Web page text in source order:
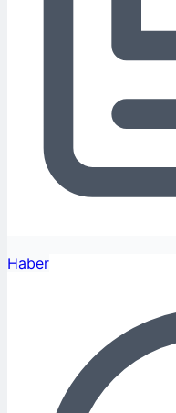
Haber